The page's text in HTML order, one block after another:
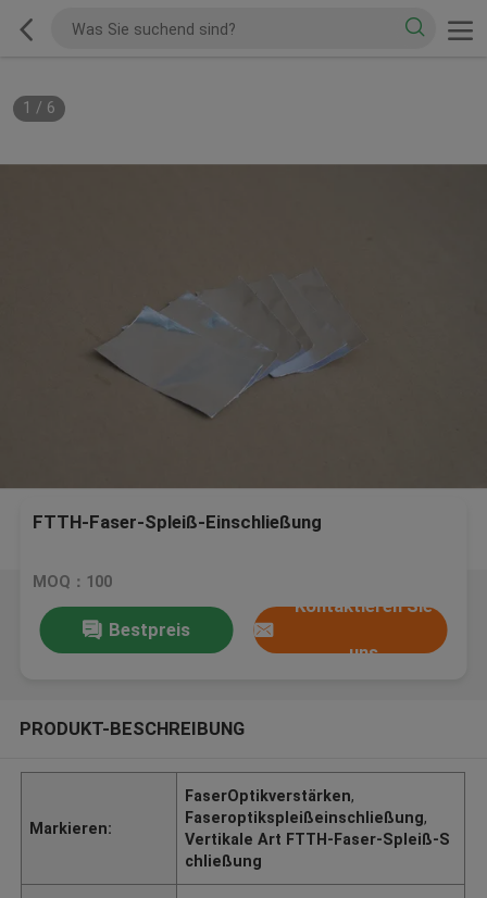
1 / 6
FTTH-Faser-Spleiß-Einschließung
MOQ：100
Bestpreis
Kontaktieren Sie
uns
PRODUKT-BESCHREIBUNG
Markieren:
FaserOptikverstärken,
Faseroptikspleißeinschließung,
Vertikale Art FTTH-Faser-Spleiß-S
chließung